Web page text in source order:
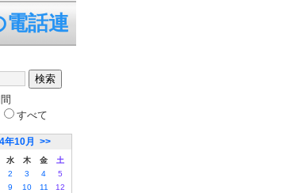
電話連絡は、平日の
すべて
年10月 >>
水 木 金
土
2 3 4
5
9 10 11
12